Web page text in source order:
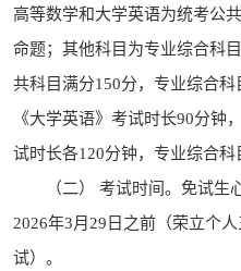
高等数学和大学英语为统考公
命题；其他科目为专业综合科
共科目满分150分，专业综合科
《大学英语》考试时长90分钟
试时长各120分钟，专业综合科
（二） 考试时间。免试生
2026年3月29日之前（荣立个
试）。